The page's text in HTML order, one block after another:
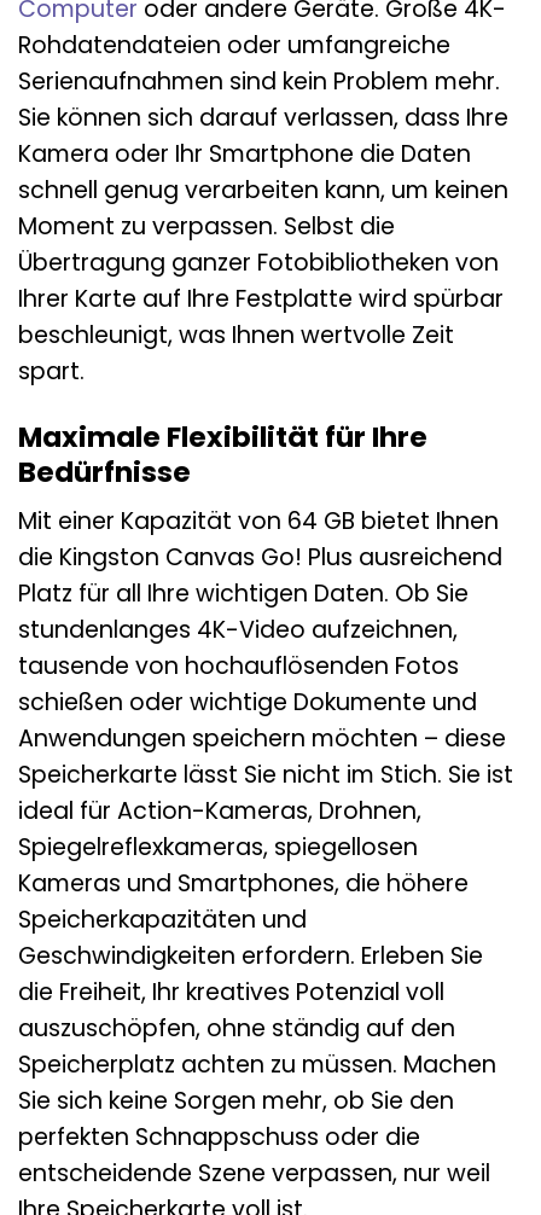
Computer oder andere Geräte. Große 4K-
Rohdatendateien oder umfangreiche
Serienaufnahmen sind kein Problem mehr.
Sie können sich darauf verlassen, dass Ihre
Kamera oder Ihr Smartphone die Daten
schnell genug verarbeiten kann, um keinen
Moment zu verpassen. Selbst die
Übertragung ganzer Fotobibliotheken von
Ihrer Karte auf Ihre Festplatte wird spürbar
beschleunigt, was Ihnen wertvolle Zeit
spart.
Maximale Flexibilität für Ihre
Bedürfnisse
Mit einer Kapazität von 64 GB bietet Ihnen
die Kingston Canvas Go! Plus ausreichend
Platz für all Ihre wichtigen Daten. Ob Sie
stundenlanges 4K-Video aufzeichnen,
tausende von hochauflösenden Fotos
schießen oder wichtige Dokumente und
Anwendungen speichern möchten – diese
Speicherkarte lässt Sie nicht im Stich. Sie ist
ideal für Action-Kameras, Drohnen,
Spiegelreflexkameras, spiegellosen
Kameras und Smartphones, die höhere
Speicherkapazitäten und
Geschwindigkeiten erfordern. Erleben Sie
die Freiheit, Ihr kreatives Potenzial voll
auszuschöpfen, ohne ständig auf den
Speicherplatz achten zu müssen. Machen
Sie sich keine Sorgen mehr, ob Sie den
perfekten Schnappschuss oder die
entscheidende Szene verpassen, nur weil